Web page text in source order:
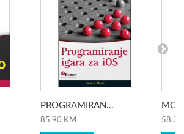
PROGRAMIRAN...
85,90 KM